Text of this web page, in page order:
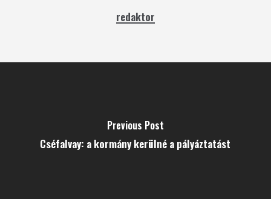
redaktor
Previous Post
Cséfalvay: a kormány kerülné a pályáztatást